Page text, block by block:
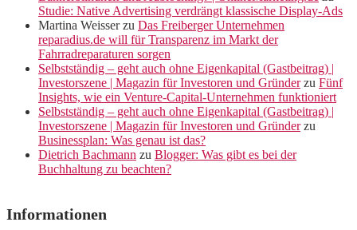
Studie: Native Advertising verdrängt klassische Display-Ads
Martina Weisserzu Das Freiberger Unternehmen
reparadius.de will für Transparenz im Markt der
Fahrradreparaturen sorgen
Selbstständig – geht auch ohne Eigenkapital (Gastbeitrag) |
Investorszene | Magazin für Investoren und Gründerzu Fünf
Insights, wie ein Venture-Capital-Unternehmen funktioniert
Selbstständig – geht auch ohne Eigenkapital (Gastbeitrag) |
Investorszene | Magazin für Investoren und Gründerzu
Businessplan: Was genau ist das?
Dietrich Bachmann zu Blogger: Was gibt es bei der
Buchhaltung zu beachten?
Informationen